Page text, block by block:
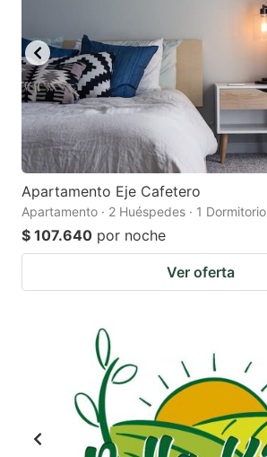
Apartamento Eje Cafetero
Apartamento · 2 Huéspedes · 1 Dormitorio
$ 107.640 por noche
Ver oferta